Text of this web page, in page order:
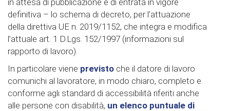
in attesa di pubblicazione e di entrata in vigore
definitiva – lo schema di decreto, per l’attuazione
della direttiva UE n. 2019/1152, che integra e modifica
l’attuale art. 1 D.Lgs. 152/1997 (informazioni sul
rapporto di lavoro).
In particolare viene previsto che il datore di lavoro
comunichi al lavoratore, in modo chiaro, completo e
conforme agli standard di accessibilità riferiti anche
alle persone con disabilità, un elenco puntuale di